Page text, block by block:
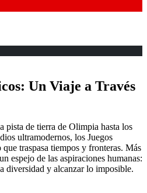
Un Viaje a Través
pista de tierra de Olimpia hasta los
ultramodernos, los Juegos
traspasa tiempos y fronteras. Más
espejo de las aspiraciones humanas:
diversidad y alcanzar lo imposible.